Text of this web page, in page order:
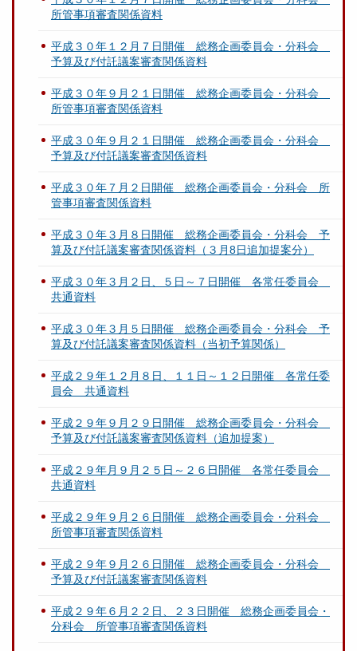
所管事項審査関係資料
平成３０年１２月７日開催 総務企画委員会・分科会
予算及び付託議案審査関係資料
平成３０年９月２１日開催 総務企画委員会・分科会
所管事項審査関係資料
平成３０年９月２１日開催 総務企画委員会・分科会
予算及び付託議案審査関係資料
平成３０年７月２日開催 総務企画委員会・分科会 所
管事項審査関係資料
平成３０年３月８日開催 総務企画委員会・分科会 予
算及び付託議案審査関係資料（３月8日追加提案分）
平成３０年３月２日、５日～７日開催 各常任委員会
共通資料
平成３０年３月５日開催 総務企画委員会・分科会 予
算及び付託議案審査関係資料（当初予算関係）
平成２９年１２月８日、１１日～１２日開催 各常任委
員会 共通資料
平成２９年９月２９日開催 総務企画委員会・分科会
予算及び付託議案審査関係資料（追加提案）
平成２９年月９月２５日～２６日開催 各常任委員会
共通資料
平成２９年９月２６日開催 総務企画委員会・分科会
所管事項審査関係資料
平成２９年９月２６日開催 総務企画委員会・分科会
予算及び付託議案審査関係資料
平成２９年６月２２日、２３日開催 総務企画委員会・
分科会 所管事項審査関係資料